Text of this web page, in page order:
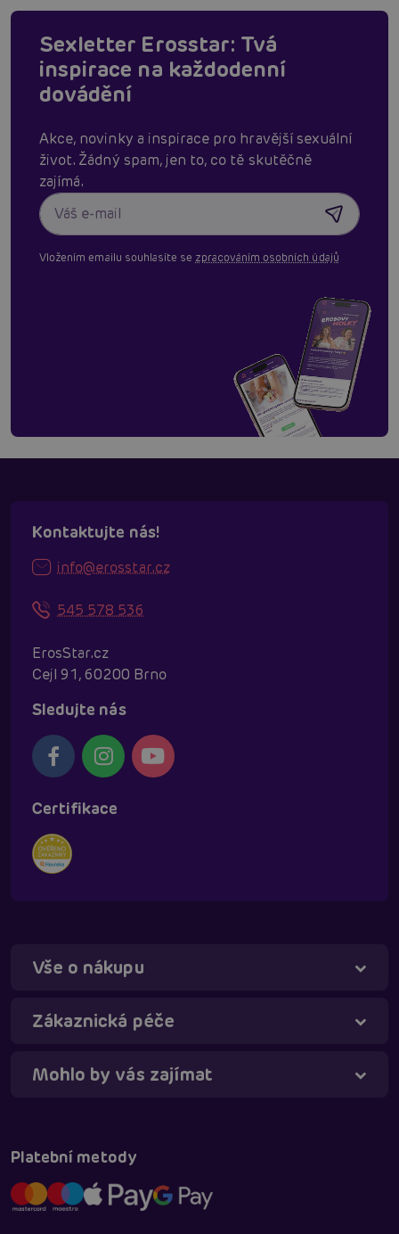
Sexletter Erosstar: Tvá
inspirace na každodenní
dovádění
Akce, novinky a inspirace pro hravější sexuální
život. Žádný spam, jen to, co tě skutěčně
zajímá.
Vložením emailu souhlasíte se zpracováním osobních údajů
Kontaktujte nás!
info@erosstar.cz
545 578 536
ErosStar.cz
Cejl 91, 60200 Brno
Sledujte nás
Certifikace
Vše o nákupu
Zákaznická péče
Mohlo by vás zajímat
Platební metody
Táňa - virtuální asistentka